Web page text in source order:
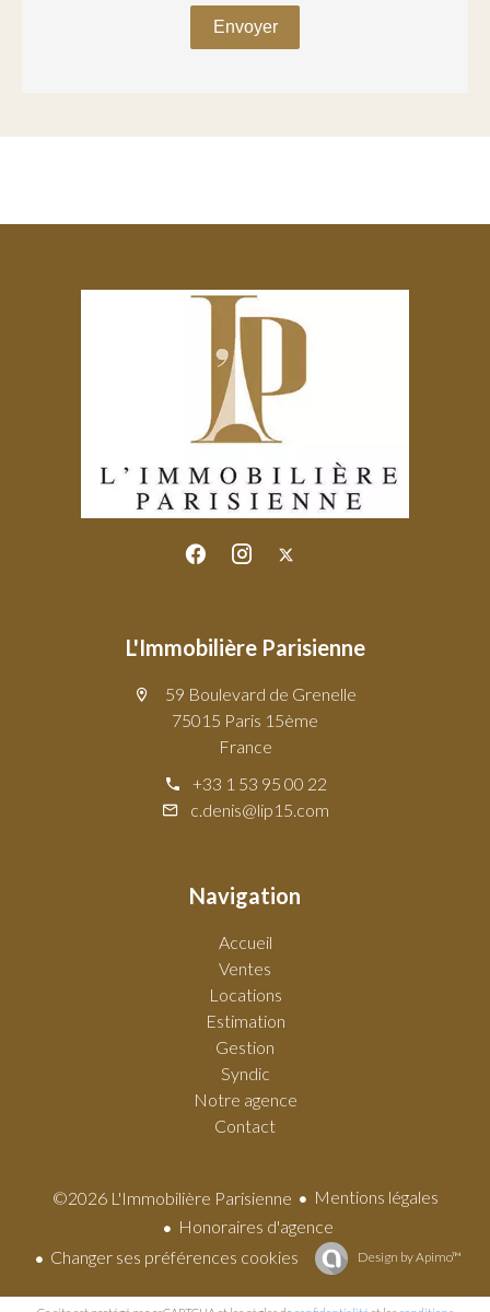
Envoyer
L'Immobilière Parisienne
59 Boulevard de Grenelle
75015 Paris 15ème
France
+33 1 53 95 00 22
c.denis@lip15.com
Navigation
Accueil
Ventes
Locations
Estimation
Gestion
Syndic
Notre agence
Contact
©2026 L'Immobilière Parisienne
Mentions légales
Honoraires d'agence
Changer ses préférences cookies
Design byApimo™